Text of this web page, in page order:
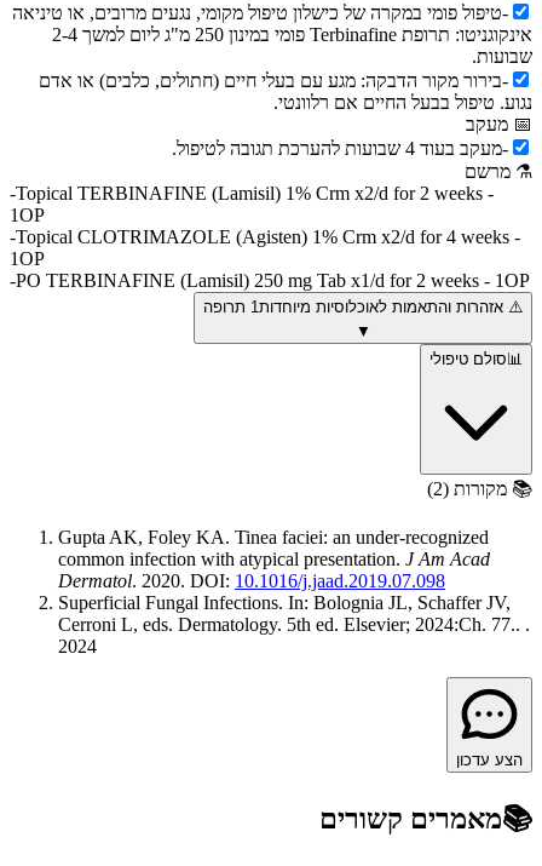
-טיפול פומי במקרה של כישלון טיפול מקומי, נגעים מרובים, או טיניאה
אינקוגניטו: תרופת Terbinafine פומי במינון 250 מ"ג ליום למשך 2-4
שבועות.
-בירור מקור הדבקה: מגע עם בעלי חיים (חתולים, כלבים) או אדם
נגוע. טיפול בבעל החיים אם רלוונטי.
📅 מעקב
-מעקב בעוד 4 שבועות להערכת תגובה לטיפול.
⚗ מרשם
-Topical TERBINAFINE (Lamisil) 1% Crm x2/d for 2 weeks -
1OP
-Topical CLOTRIMAZOLE (Agisten) 1% Crm x2/d for 4 weeks -
1OP
-PO TERBINAFINE (Lamisil) 250 mg Tab x1/d for 2 weeks - 1OP
⚠️ אזהרות והתאמות לאוכלוסיות מיוחדות 1 תרופה
▼
📊 סולם טיפולי
📚 מקורות (2
)
Gupta AK, Foley KA. Tinea faciei: an under-recognized
common infection with atypical presentation. J Am Acad
Dermatol. 2020. DOI: 10.1016/j.jaad.2019.07.098
Superficial Fungal Infections. In: Bolognia JL, Schaffer JV,
Cerroni L, eds. Dermatology. 5th ed. Elsevier; 2024:Ch. 77.. .
2024
הצע עדכון
📚מאמרים קשורים